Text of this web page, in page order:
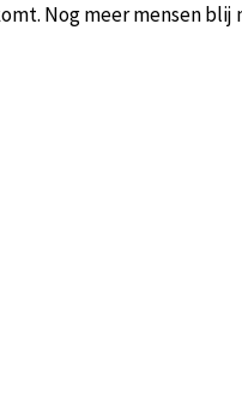
Nog meer mensen